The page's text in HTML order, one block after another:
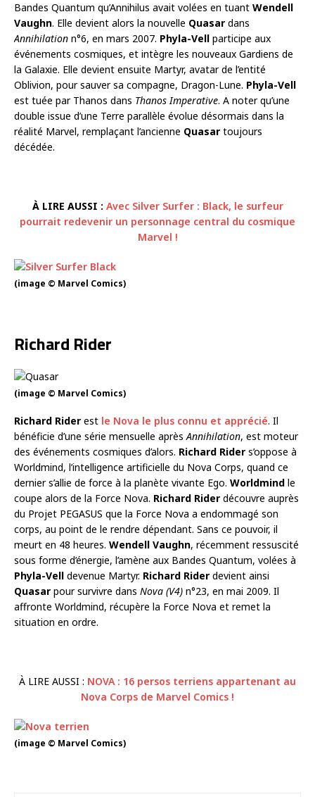
Bandes Quantum qu’Annihilus avait volées en tuant Wendell
Vaughn. Elle devient alors la nouvelle Quasar dans
Annihilation n°6, en mars 2007. Phyla-Vell participe aux
événements cosmiques, et intègre les nouveaux Gardiens de
la Galaxie. Elle devient ensuite Martyr, avatar de l’entité
Oblivion, pour sauver sa compagne, Dragon-Lune. Phyla-Vell
est tuée par Thanos dans Thanos Imperative. A noter qu’une
double issue d’une Terre parallèle évolue désormais dans la
réalité Marvel, remplaçant l’ancienne Quasar toujours
décédée.
À LIRE AUSSI : Avec Silver Surfer : Black, le surfeur
pourrait redevenir un personnage central du cosmique
Marvel !
(image © Marvel Comics)
Richard Rider
(image © Marvel Comics)
Richard Rider est le Nova le plus connu et apprécié. Il
bénéficie d’une série mensuelle aprèsAnnihilation, est moteur
des événements cosmiques d’alors. Richard Rider s’oppose à
Worldmind, l’intelligence artificielle du Nova Corps, quand ce
dernier s’allie de force à la planète vivante Ego. Worldmind le
coupe alors de la Force Nova. Richard Rider découvre auprès
du Projet PEGASUS que la Force Nova a endommagé son
corps, au point de le rendre dépendant. Sans ce pouvoir, il
meurt en 48 heures. Wendell Vaughn, récemment ressuscité
sous forme d’énergie, l’amène aux Bandes Quantum, volées à
Phyla-Vell devenue Martyr. Richard Rider devient ainsi
Quasar pour survivre dans Nova (V4) n°23, en mai 2009. Il
affronte Worldmind, récupère la Force Nova et remet la
situation en ordre.
À LIRE AUSSI : NOVA : 16 persos terriens appartenant au
Nova Corps de Marvel Comics !
(image © Marvel Comics)